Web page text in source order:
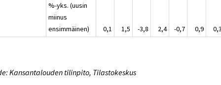
%-yks. (uusin
miinus
ensimmäinen)
0,1 1,5 -3,8 2,4 -0,7 0,9 0,3
Kansantalouden tilinpito, Tilastokeskus